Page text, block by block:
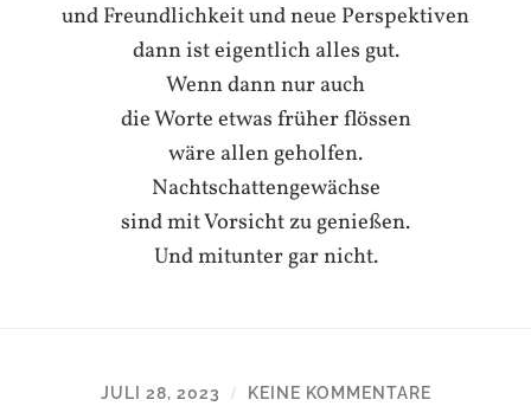
und Freundlichkeit und neue Perspektiven
dann ist eigentlich alles gut.
Wenn dann nur auch
die Worte etwas früher flössen
wäre allen geholfen.
Nachtschattengewächse
sind mit Vorsicht zu genießen.
Und mitunter gar nicht.
JULI 28, 2023 / KEINE KOMMENTARE